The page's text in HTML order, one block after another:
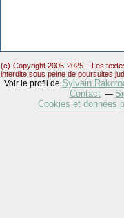
(c) Copyright 2005-2025 - Les
interdite sous peine de poursuites
Voir le profil de Sylvain
Contact
Cookies et données